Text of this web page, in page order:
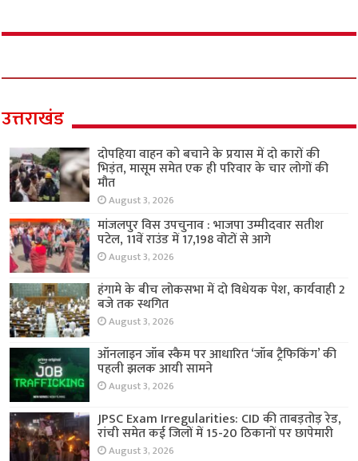
उत्तराखंड
दोपहिया वाहन को बचाने के प्रयास में दो कारों की
भिड़ंत, मासूम समेत एक ही परिवार के चार लोगों की
मौत
August 3, 2026
मांजलपुर विस उपचुनाव : भाजपा उम्मीदवार सतीश
पटेल, 11वें राउंड में 17,198 वोटों से आगे
August 3, 2026
हंगामे के बीच लोकसभा में दो विधेयक पेश, कार्यवाही 2
बजे तक स्थगित
August 3, 2026
ऑनलाइन जॉब स्कैम पर आधारित ‘जॉब ट्रैफिकिंग’ की
पहली झलक आयी सामने
August 3, 2026
JPSC Exam Irregularities: CID की ताबड़तोड़ रेड,
रांची समेत कई जिलों में 15-20 ठिकानों पर छापेमारी
August 3, 2026